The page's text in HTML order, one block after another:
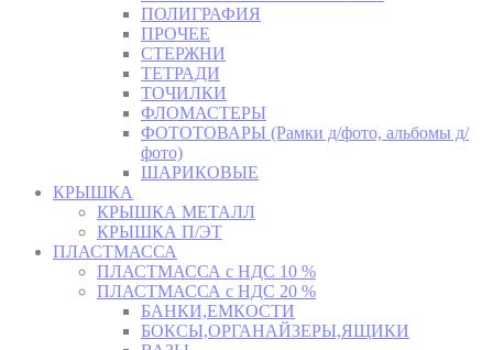
ПОЛИГРАФИЯ
ПРОЧЕЕ
СТЕРЖНИ
ТЕТРАДИ
ТОЧИЛКИ
ФЛОМАСТЕРЫ
ФОТОТОВАРЫ (Рамки д/фото, альбомы д/
фото)
ШАРИКОВЫЕ
КРЫШКА
КРЫШКА МЕТАЛЛ
КРЫШКА П/ЭТ
ПЛАСТМАССА
ПЛАСТМАССА с НДС 10 %
ПЛАСТМАССА с НДС 20 %
БАНКИ,ЕМКОСТИ
БОКСЫ,ОРГАНАЙЗЕРЫ,ЯЩИКИ